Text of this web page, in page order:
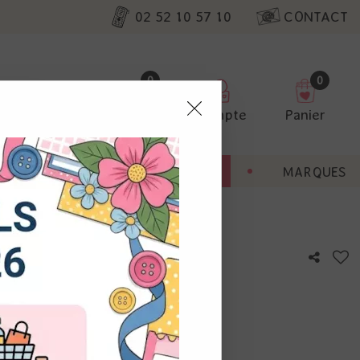
02 52 10 57 10 CONTACT
0
Compte
0
Panier
BONNES AFFAIRES MARQUES
avis !
nos
non
Vous
à droite